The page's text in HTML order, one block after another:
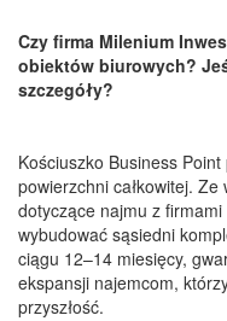
Czy firma Milenium
obiektów biurowych?
szczegóły?
Kościuszko Business
powierzchni całkowitej.
dotyczące najmu z
wybudować sąsiedni
ciągu 12–14 miesięcy,
ekspansji najemcom,
przyszłość.